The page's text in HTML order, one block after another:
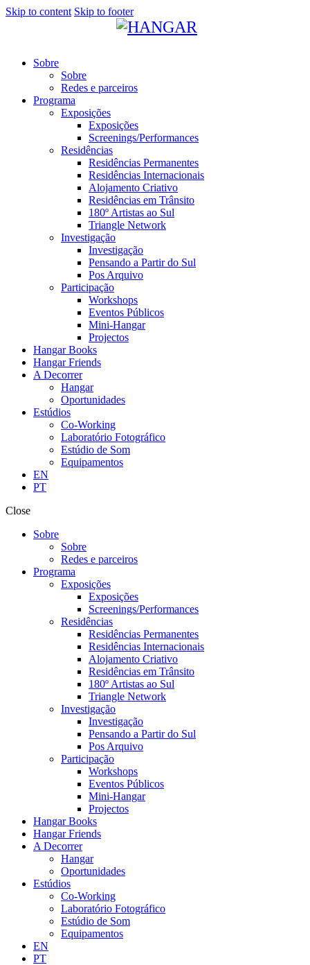
Skip to content Skip to footer
Sobre
Sobre
Redes e parceiros
Programa
Exposições
Exposições
Screenings/Performances
Residências
Residências Permanentes
Residências Internacionais
Alojamento Criativo
Residências em Trânsito
180º Artistas ao Sul
Triangle Network
Investigação
Investigação
Pensando a Partir do Sul
Pos Arquivo
Participação
Workshops
Eventos Públicos
Mini-Hangar
Projectos
Hangar Books
Hangar Friends
A Decorrer
Hangar
Oportunidades
Estúdios
Co-Working
Laboratório Fotográfico
Estúdio de Som
Equipamentos
EN
PT
Close
Sobre
Sobre
Redes e parceiros
Programa
Exposições
Exposições
Screenings/Performances
Residências
Residências Permanentes
Residências Internacionais
Alojamento Criativo
Residências em Trânsito
180º Artistas ao Sul
Triangle Network
Investigação
Investigação
Pensando a Partir do Sul
Pos Arquivo
Participação
Workshops
Eventos Públicos
Mini-Hangar
Projectos
Hangar Books
Hangar Friends
A Decorrer
Hangar
Oportunidades
Estúdios
Co-Working
Laboratório Fotográfico
Estúdio de Som
Equipamentos
EN
PT